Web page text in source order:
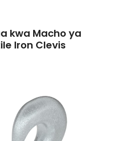
kwa Macho ya
Iron Clevis